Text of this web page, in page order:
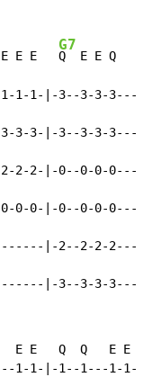
E E E
G7
Q  E E Q
1-1-|-3--3-3-
3-3-|-3--3-3-
2-2-|-0--0-0-
0-0-|-0--0-0-
|-2--2-2-2---
|-3--3-3-3---
E E   Q  Q   E E
1-1-|-1--1---1-1-